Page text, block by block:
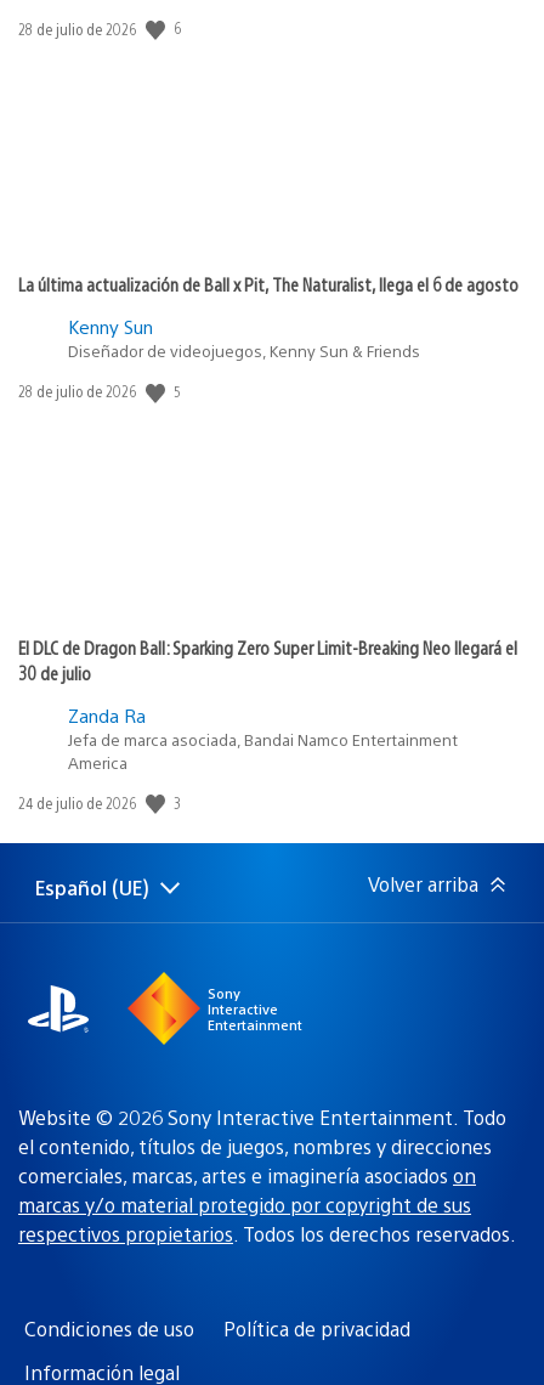
Fecha
28 de julio de 2026 6
La última actualización de Ball x Pit, The Naturalist, llega el 6 de agosto
Kenny Sun
Diseñador de videojuegos, Kenny Sun & Friends
Fecha
28 de julio de 2026 5
El DLC de Dragon Ball: Sparking Zero Super Limit-Breaking Neo llegará el
30 de julio
Zanda Ra
Jefa de marca asociada, Bandai Namco Entertainment
America
Fecha
publicación:
24 de julio de 2026 3
Selecciona
una
Región
actual:
Español (UE) Volver arriba
Sony
Interactive
Entertainment
Website © 2026 Sony Interactive Entertainment. Todo
el contenido, títulos de juegos, nombres y direcciones
comerciales, marcas, artes e imaginería asociados on
marcas y/o material protegido por copyright de sus
respectivos propietarios. Todos los derechos reservados.
Condiciones de uso
Política de privacidad
Información legal